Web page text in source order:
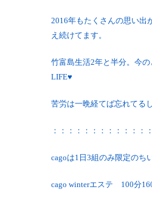
2016年もたくさんの思い出
え続けてます。
竹富島生活2年と半分。今の
LIFE♥
苦労は一晩経てば忘れてる
：：：：：：：：：：：：
cagoは1日3組のみ限定のち
cago winterエステ 100分